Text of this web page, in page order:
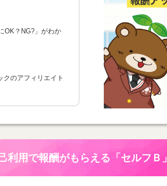
OK？NG?」がわか
のアフィリエイト
利用で報酬がもらえる 「セルフＢ」